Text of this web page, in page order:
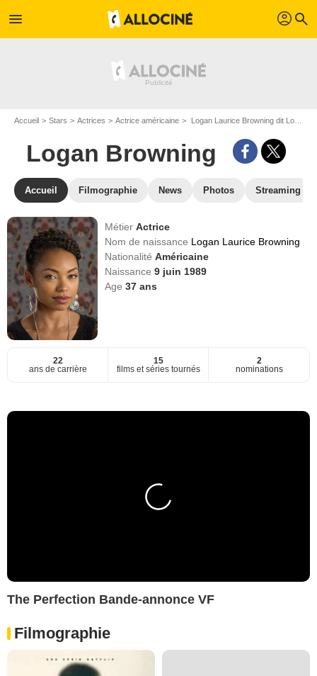
menu profil search
Accueil Stars Actrices Actrice américaine Logan Laurice Browning dit Logan Browning
Logan Browning
Accueil Filmographie News Photos Streaming
MétierActrice
Nom de naissance Logan Laurice Browning
NationalitéAméricaine
Naissance9 juin 1989
Age37 ans
22
ans de carrière
15
films et séries tournés
2
nominations
The Perfection Bande-annonce VF
Filmographie